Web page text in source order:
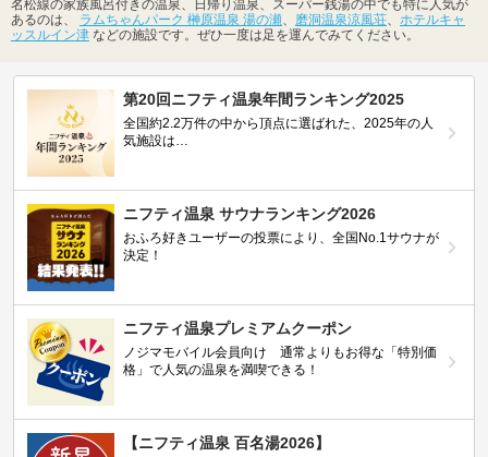
名松線の家族風呂付きの温泉、日帰り温泉、スーパー銭湯の中でも特に人気が
あるのは、 ラムちゃんパーク 榊原温泉 湯の瀬、 磨洞温泉涼風荘、 ホテルキャ
ッスルイン津 などの施設です。ぜひ一度は足を運んでみてください。
第20回ニフティ温泉年間ランキング2025
全国約2.2万件の中から頂点に選ばれた、2025年の人
気施設は…
ニフティ温泉 サウナランキング2026
おふろ好きユーザーの投票により、全国No.1サウナが
決定！
ニフティ温泉プレミアムクーポン
ノジマモバイル会員向け 通常よりもお得な「特別価
格」で人気の温泉を満喫できる！
【ニフティ温泉 百名湯2026】